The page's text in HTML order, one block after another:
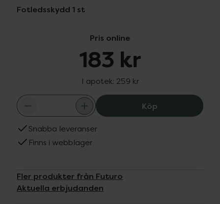
Fotledsskydd 1 st
Pris online
183 kr
I apotek: 259 kr
KöpFuturo
Snabba leveranser
Finns i webblager
Fler produkter från Futuro
Aktuella erbjudanden